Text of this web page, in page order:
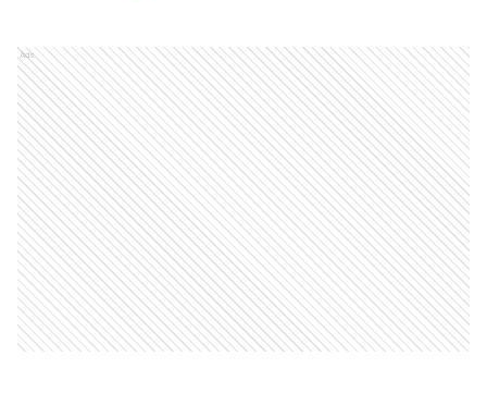
Ads